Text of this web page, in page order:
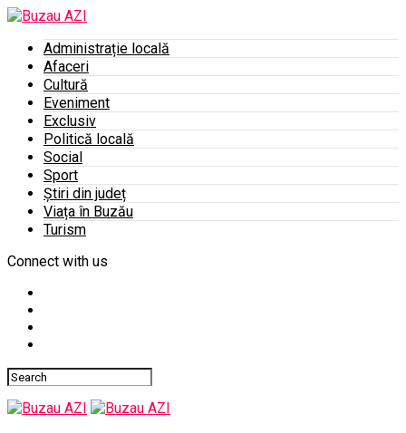
Administrație locală
Afaceri
Cultură
Eveniment
Exclusiv
Politică locală
Social
Sport
Știri din județ
Viața în Buzău
Turism
Connect with us